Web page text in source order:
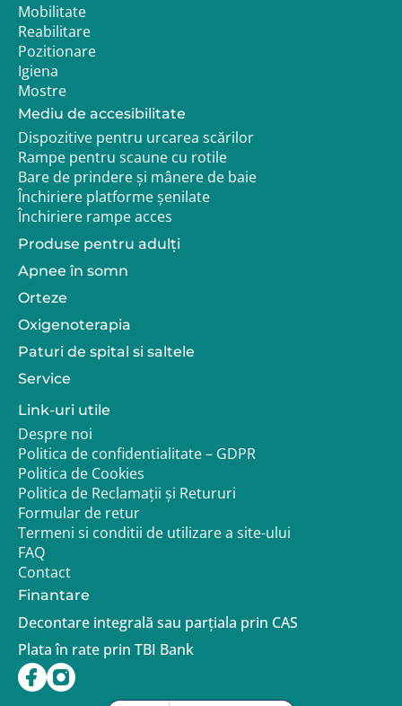
Mobilitate
Reabilitare
Pozitionare
Igiena
Mostre
Mediu de accesibilitate
Dispozitive pentru urcarea scărilor
Rampe pentru scaune cu rotile
Bare de prindere și mânere de baie
Închiriere platforme șenilate
Închiriere rampe acces
Produse pentru adulţi
Apnee în somn
Orteze
Oxigenoterapia
Paturi de spital si saltele
Service
Link-uri utile
Despre noi
Politica de confidentialitate – GDPR
Politica de Cookies
Politica de Reclamații și Retururi
Formular de retur
Termeni si conditii de utilizare a site-ului
FAQ
Contact
Finantare
Decontare integrală sau parțiala prin CAS
Plata în rate prin TBI Bank